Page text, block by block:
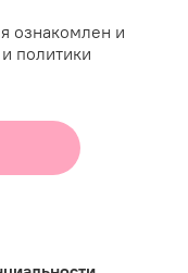
ознакомлен и
политики